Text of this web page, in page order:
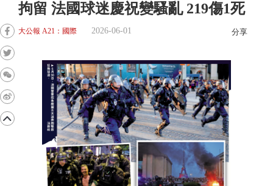
拘留 法國球迷慶祝變騷亂 219傷1死
大公報 A21：國際 2026-06-01 分享